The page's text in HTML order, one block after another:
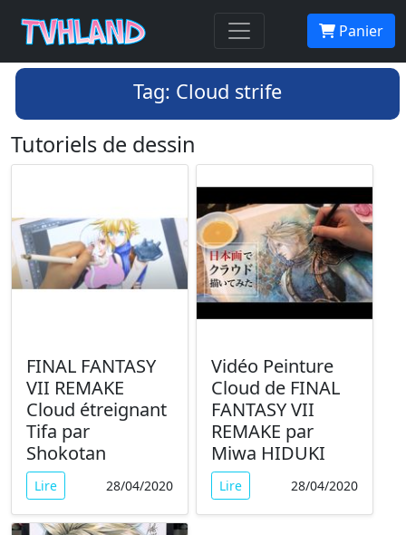
Panier
Tag: Cloud strife
Tutoriels de dessin
FINAL FANTASY
VII REMAKE
Cloud étreignant
Tifa par
Shokotan
Lire 28/04/2020
Vidéo Peinture
Cloud de FINAL
FANTASY VII
REMAKE par
Miwa HIDUKI
Lire 28/04/2020